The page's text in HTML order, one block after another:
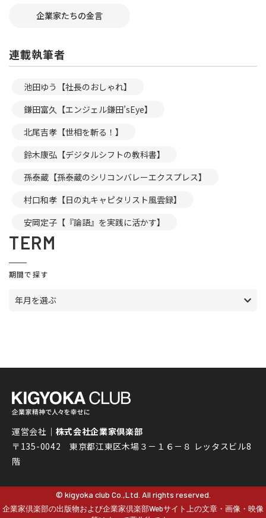
企業家たちの金言
連載執筆者
池田ゆう【社長のおしゃれ】
鎌田富久【エンジェル鎌田’sEye】
北尾吉孝【世相を斬る！】
鈴木康弘【デジタルシフトの教科書】
孫泰蔵【孫泰蔵のシリコンバレーエクスプレス】
村口和孝【日の丸キャピタリスト風雲録】
安岡定子【『論語』を実践に活かす】
TERM
期間で探す
年月を選ぶ
運営会社｜ 株式会社企業家倶楽部
〒135-0042 東京都江東区木場３－１６－８ レッタスビル8
階
© kigyoka club Co.,Ltd. All rights reserved.
企業家倶楽部の出版物および企業家倶楽部Webサイト上の文章・画像・映像